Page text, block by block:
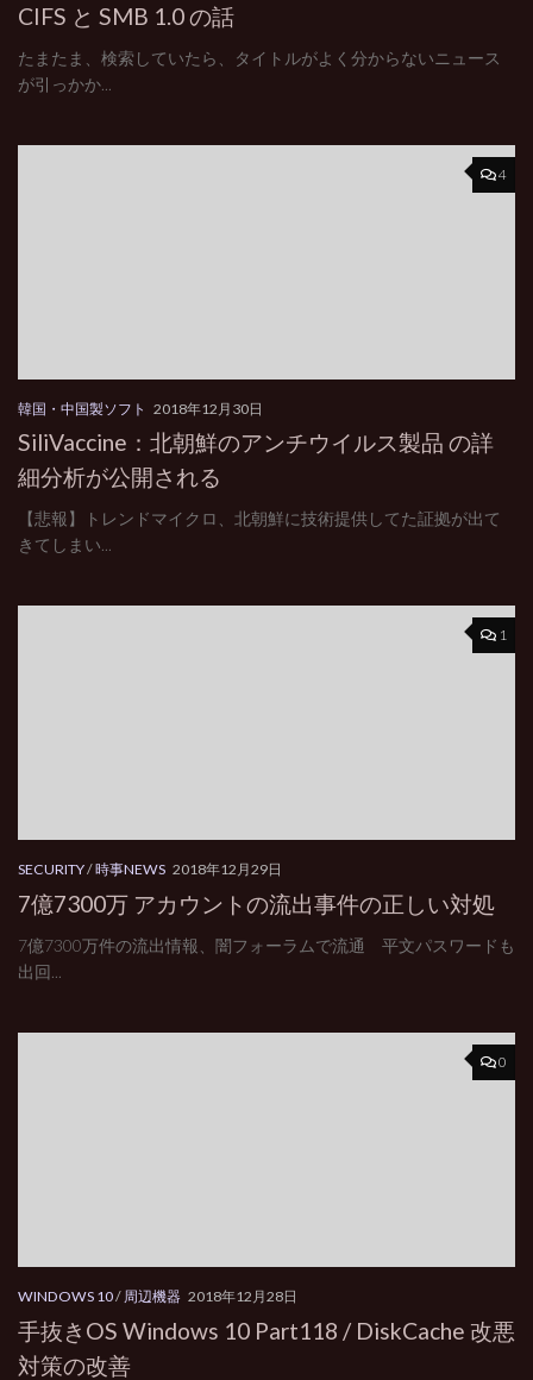
CIFS と SMB 1.0 の話
たまたま、検索していたら、タイトルがよく分からないニュース
が引っかか...
4
韓国・中国製ソフト 2018年12月30日
SiliVaccine：北朝鮮のアンチウイルス製品 の詳
細分析が公開される
【悲報】トレンドマイクロ、北朝鮮に技術提供してた証拠が出て
きてしまい...
1
SECURITY/時事NEWS 2018年12月29日
7億7300万 アカウントの流出事件の正しい対処
7億7300万件の流出情報、闇フォーラムで流通 平文パスワードも
出回...
0
WINDOWS 10/ 周辺機器 2018年12月28日
手抜きOS Windows 10 Part118 / DiskCache 改悪
対策の改善